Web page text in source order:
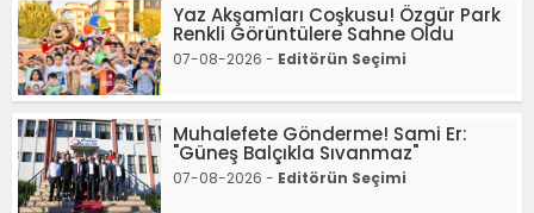
Yaz Akşamları Coşkusu! Özgür Park
Renkli Görüntülere Sahne Oldu
07-08-2026 - Editörün Seçimi
Muhalefete Gönderme! Sami Er:
"Güneş Balçıkla Sıvanmaz"
07-08-2026 - Editörün Seçimi